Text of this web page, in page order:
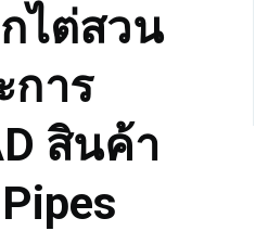
ไต่สวน
การ
สินค้า